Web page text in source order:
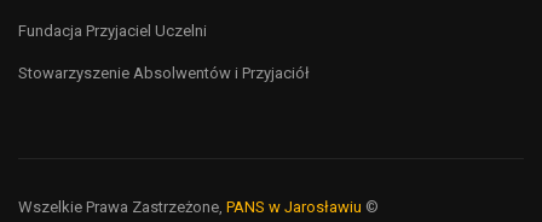
Fundacja Przyjaciel Uczelni
Stowarzyszenie Absolwentów i Przyjaciół
Wszelkie Prawa Zastrzeżone, PANS w Jarosławiu ©